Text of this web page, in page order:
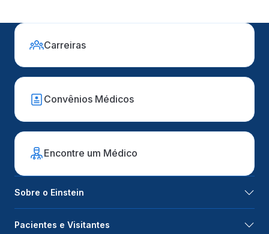
Carreiras
Convênios Médicos
Encontre um Médico
Sobre o Einstein
Pacientes e Visitantes